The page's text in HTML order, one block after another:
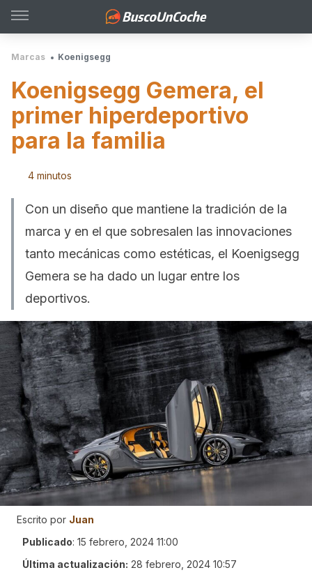
Marcas Koenigsegg
Koenigsegg Gemera, el
primer hiperdeportivo
para la familia
4 minutos
Con un diseño que mantiene la tradición de la
marca y en el que sobresalen las innovaciones
tanto mecánicas como estéticas, el Koenigsegg
Gemera se ha dado un lugar entre los
deportivos.
Escrito por Juan
Publicado: 15 febrero, 2024 11:00
Última actualización: 28 febrero, 2024 10:57